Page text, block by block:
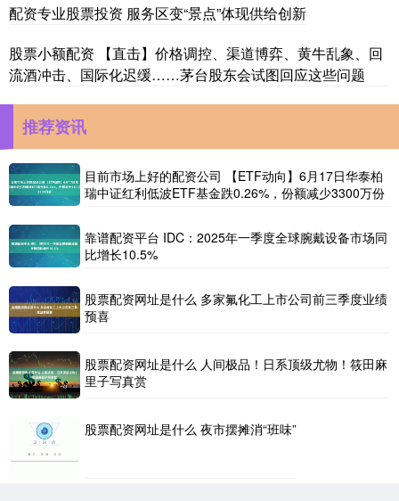
配资专业股票投资 服务区变“景点”体现供给创新
股票小额配资 【直击】价格调控、渠道博弈、黄牛乱象、回
流酒冲击、国际化迟缓……茅台股东会试图回应这些问题
推荐资讯
目前市场上好的配资公司 【ETF动向】6月17日华泰柏
瑞中证红利低波ETF基金跌0.26%，份额减少3300万份
靠谱配资平台 IDC：2025年一季度全球腕戴设备市场同
比增长10.5%
股票配资网址是什么 多家氟化工上市公司前三季度业绩
预喜
股票配资网址是什么 人间极品！日系顶级尤物！筱田麻
里子写真赏
股票配资网址是什么 夜市摆摊消“班味”